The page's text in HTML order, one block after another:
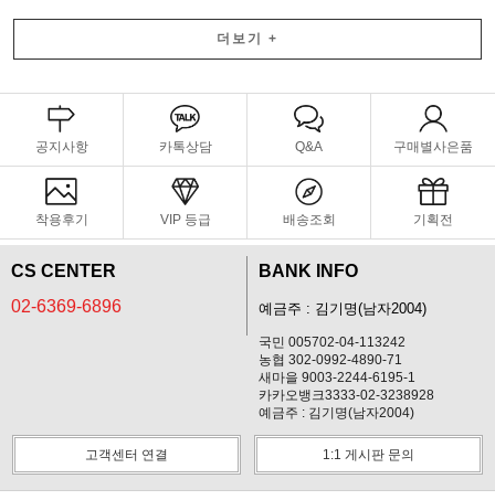
더보기 +
공지사항 카톡상담 Q&A 구매별사은품
착용후기 VIP 등급 배송조회 기획전
CS CENTER
02-6369-6896
BANK INFO
예금주 : 김기명(남자2004)
국민 005702-04-113242
농협 302-0992-4890-71
새마을 9003-2244-6195-1
카카오뱅크3333-02-3238928
예금주 : 김기명(남자2004)
고객센터 연결 1:1 게시판 문의